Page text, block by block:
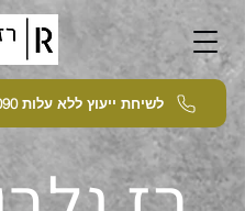
לשיחת ייעוץ ללא עלות 050-7338090